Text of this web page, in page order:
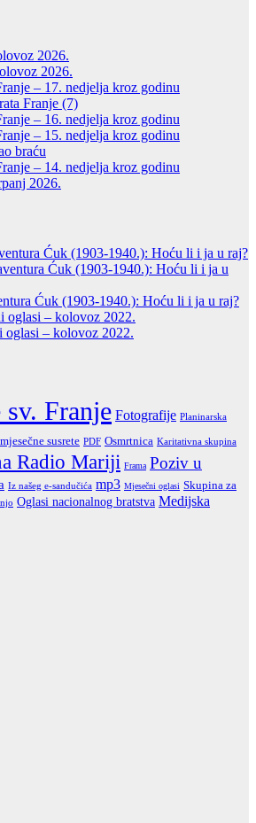
2026.
2026.
– 17. nedjelja kroz godinu
Franje (7)
– 16. nedjelja kroz godinu
– 15. nedjelja kroz godinu
braću
– 14. nedjelja kroz godinu
2026.
Ćuk (1903-1940.): Hoću li i ja u raj?
Ćuk (1903-1940.): Hoću li i ja u
Ćuk (1903-1940.): Hoću li i ja u raj?
oglasi – kolovoz 2022.
oglasi – kolovoz 2022.
Franje Fotografije Planinarska
susrete PDF Osmrtnica Karitativna skupina
Radio Mariji Frama Poziv u
Iz našeg e-sandučića mp3 Mjesečni oglasi Skupina za
Oglasi nacionalnog bratstva Medijska